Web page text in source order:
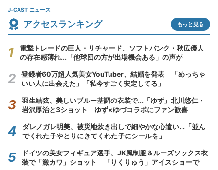
J-CAST ニュース
アクセスランキング もっと見る
電撃トレードの巨人・リチャード、ソフトバンク・秋広優人
の存在感薄れ...「他球団の方が出場機会ある」の声が
登録者60万超人気美女YouTuber、結婚を発表 「めっちゃ
いい人に出会えた」「私今すごく安定してる」
羽生結弦、美しいブルー基調の衣装で...「ゆず」北川悠仁・
岩沢厚治と3ショット ゆず×ゆづコラボにファン歓喜
ダレノガレ明美、被災地炊き出しで細やかな心遣い...「並ん
でくれた子やとりにきてくれた子にシールを」
ドイツの美女フィギュア選手、JK風制服＆ルーズソックス衣
装で「激カワ」ショット 「りくりゅう」アイスショーで